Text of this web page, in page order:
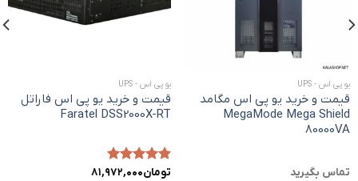
یو پی اس - UPS
قیمت و خرید یو پی اس مگامد
MegaMode Mega Shield
80000VA
تماس بگیرید
یو پی اس - UPS
قیمت و خرید یو پی اس فاراتل
Faratel DSS2000X-RT
امتیاز۵.۰۰
تومان۸۱,۹۷۲,۰۰۰